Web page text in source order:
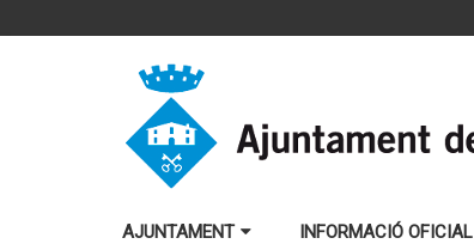
AJUNTAMENT INFORMACIÓ OFICIAL